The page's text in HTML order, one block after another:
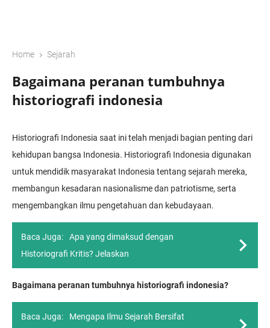
Home › Sejarah
Bagaimana peranan tumbuhnya
historiografi indonesia
Historiografi Indonesia saat ini telah menjadi bagian penting dari
kehidupan bangsa Indonesia. Historiografi Indonesia digunakan
untuk mendidik masyarakat Indonesia tentang sejarah mereka,
membangun kesadaran nasionalisme dan patriotisme, serta
mengembangkan ilmu pengetahuan dan kebudayaan.
Baca Juga:
Apa yang dimaksud dengan
Historiografi Kritis? Jelaskan
Bagaimana peranan tumbuhnya historiografi indonesia?
Baca Juga:
Mengapa Ilmu Sejarah Bersifat